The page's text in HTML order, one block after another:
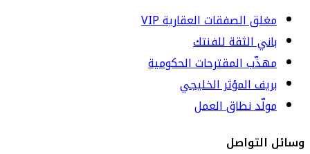
مغلق الصفقات العقارية VIP
باني الثقة للفنتك
مهذّب المقترحات الحكومية
بريف المؤثر الخليجي
مولّد نطاق العمل
وسائل التواصل